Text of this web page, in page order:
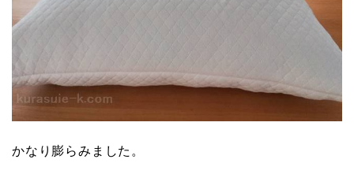
かなり膨らみました。